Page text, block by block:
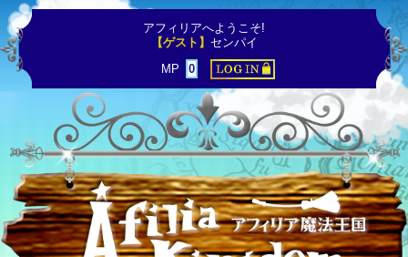
アフィリアへようこそ!
【ゲスト】 センパイ
MP
0